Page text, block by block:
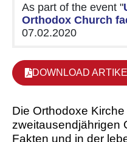
As part of the event "
Orthodox Church
07.02.2020
DOWNLOAD
Die Orthodoxe
zweitausendjährigen
Fakten und in der